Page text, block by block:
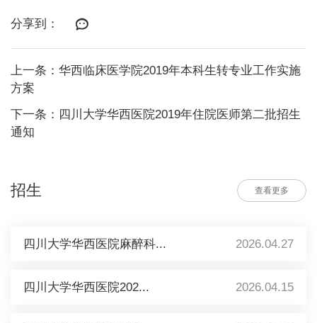
分享到：
上一条：华西临床医学院2019年本科生转专业工作实施
方案
下一条：四川大学华西医院2019年住院医师第二批招生
通知
招生 查看更多
四川大学华西医院麻醉科... 2026.04.27
四川大学华西医院202... 2026.04.15